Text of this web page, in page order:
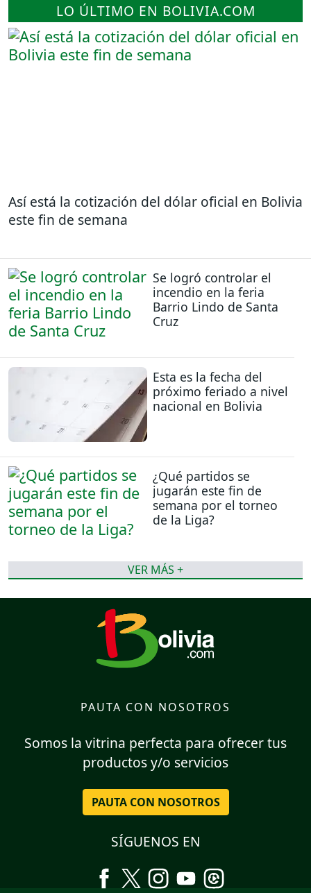
LO ÚLTIMO EN BOLIVIA.COM
Así está la cotización del dólar oficial en Bolivia
este fin de semana
Se logró controlar el
incendio en la feria
Barrio Lindo de Santa
Cruz
Esta es la fecha del
próximo feriado a nivel
nacional en Bolivia
¿Qué partidos se
jugarán este fin de
semana por el torneo
de la Liga?
VER MÁS +
PAUTA CON NOSOTROS
Somos la vitrina perfecta para ofrecer tus
productos y/o servicios
PAUTA CON NOSOTROS
SÍGUENOS EN